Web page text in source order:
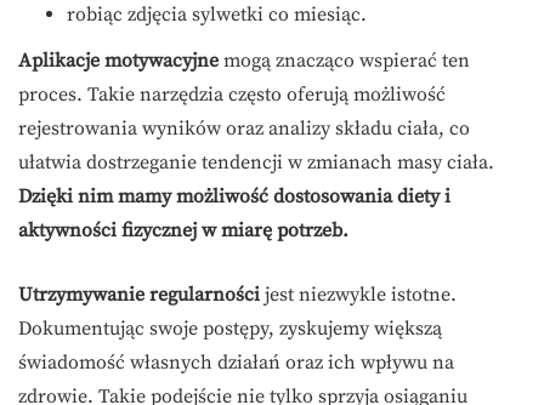
robiąc zdjęcia sylwetki co miesiąc.
Aplikacje motywacyjne mogą znacząco wspierać ten
proces. Takie narzędzia często oferują możliwość
rejestrowania wyników oraz analizy składu ciała, co
ułatwia dostrzeganie tendencji w zmianach masy ciała.
Dzięki nim mamy możliwość dostosowania diety i
aktywności fizycznej w miarę potrzeb.
Utrzymywanie regularności jest niezwykle istotne.
Dokumentując swoje postępy, zyskujemy większą
świadomość własnych działań oraz ich wpływu na
zdrowie. Takie podejście nie tylko sprzyja osiąganiu